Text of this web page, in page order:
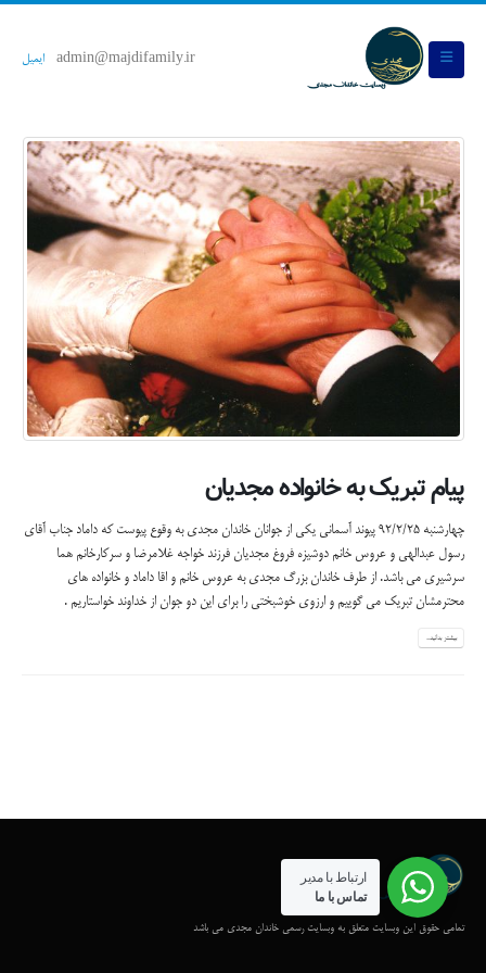
admin@majdifamily.ir ایمیل
پیام تبریک به خانواده مجدیان
چهارشنبه 92/2/25 پیوند آسمانی یکی از جوانان خاندان مجدی به وقوع پیوست که داماد جناب آقای
رسول عبدالهی و عروس خانم دوشیزه فروغ مجدیان فرزند خواجه غلامرضا و سرکارخانم هما
سرشیری می باشد. از طرف خاندان بزرگ مجدی به عروس خانم و اقا داماد و خانواده های
محترمشان تبریک می گوییم و ارزوی خوشبختی را برای این دو جوان از خداوند خواستاریم .
بیشتر بدانید...
تمامی حقوق این وبسایت متعلق به وبسایت رسمی خاندان مجدی می باشد
ارتباط با مدیر
تماس با ما